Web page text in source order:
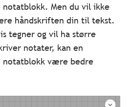
notatblokk. Men du vil ikke
håndskriften din til tekst.
tegner og vil ha større
notater, kan en
notatblokk være bedre